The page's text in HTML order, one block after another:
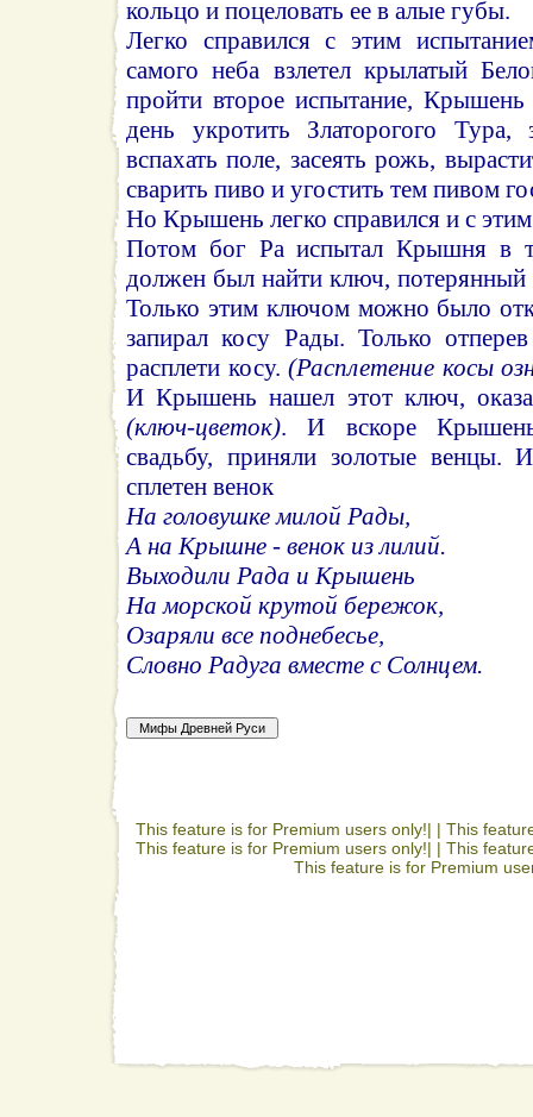
кольцо и поцеловать ее в алые губы.
Легко справился с этим
самого неба взлетел крылатый
пройти второе испытание,
день укротить Златорогого
вспахать поле, засеять рожь,
сварить пиво и угостить тем пивом
Но Крышень легко справился и с
Потом бог Ра испытал Крышня в
должен был найти ключ, потерянный
Только этим ключом можно было
запирал косу Рады. Только
расплети косу. (Расплетение косы
И Крышень нашел этот ключ,
(ключ-цветок). И вскоре
свадьбу, приняли золотые венцы.
сплетен венок
На головушке милой Рады,
А на Крышне - венок из лилий.
Выходили Рада и Крышень
На морской крутой бережок,
Озаряли все поднебесье,
Словно Радуга вместе с Солнцем.
This feature is for Premium users only!| | This
This feature is for Premium users only!| | This
This feature is for Premium